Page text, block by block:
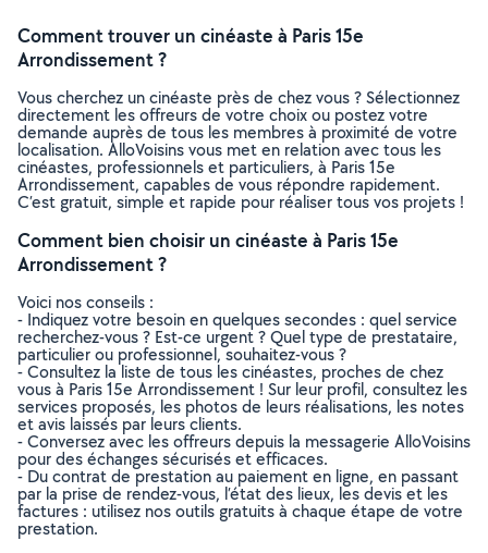
Comment trouver un cinéaste à Paris 15e
Arrondissement ?
Vous cherchez un cinéaste près de chez vous ? Sélectionnez
directement les offreurs de votre choix ou postez votre
demande auprès de tous les membres à proximité de votre
localisation. AlloVoisins vous met en relation avec tous les
cinéastes, professionnels et particuliers, à Paris 15e
Arrondissement, capables de vous répondre rapidement.
C’est gratuit, simple et rapide pour réaliser tous vos projets !
Comment bien choisir un cinéaste à Paris 15e
Arrondissement ?
Voici nos conseils :
- Indiquez votre besoin en quelques secondes : quel service
recherchez-vous ? Est-ce urgent ? Quel type de prestataire,
particulier ou professionnel, souhaitez-vous ?
- Consultez la liste de tous les cinéastes, proches de chez
vous à Paris 15e Arrondissement ! Sur leur profil, consultez les
services proposés, les photos de leurs réalisations, les notes
et avis laissés par leurs clients.
- Conversez avec les offreurs depuis la messagerie AlloVoisins
pour des échanges sécurisés et efficaces.
- Du contrat de prestation au paiement en ligne, en passant
par la prise de rendez-vous, l’état des lieux, les devis et les
factures : utilisez nos outils gratuits à chaque étape de votre
prestation.